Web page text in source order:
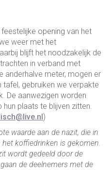
opening van het
weer met het
blijft het noodzakelijk de
in verband met
anderhalve meter, mogen er
gebruiken we verpakte
De aanwezigen worden
plaats te blijven zitten.
)
waarde aan de nazit, die in
koffiedrinken is gekomen.
wordt gedeeld door de
de deelnemers met de